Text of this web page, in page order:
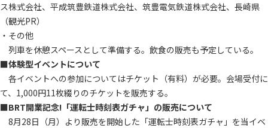
ス株式会社、平成筑豊鉄道株式会社、筑豊電気鉄道株式会社、長崎県
（観光PR）
・その他
列車を休憩スペースとして準備する。飲食の販売も予定している。
■体験型イベントについて
各イベントへの参加についてはチケット（有料）が必要。会場受付に
て、1,000円11枚綴りのチケットを販売する。
■BRT開業記念!「運転士時刻表ガチャ」の販売について
8月28日（月）より販売を開始した「運転士時刻表ガチャ」を当イベ